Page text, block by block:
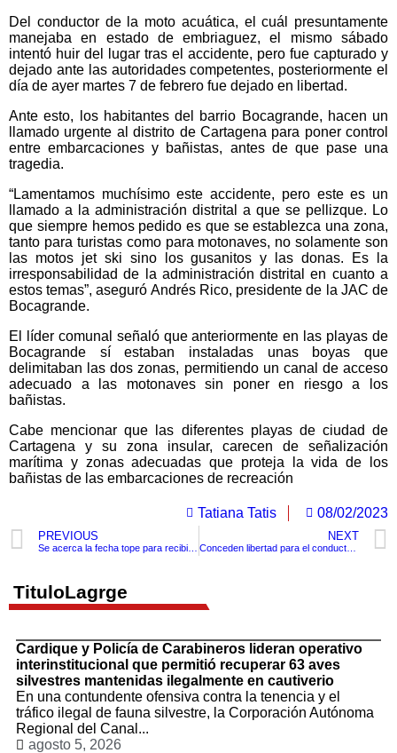
Del conductor de la moto acuática, el cuál presuntamente
manejaba en estado de embriaguez, el mismo sábado
intentó huir del lugar tras el accidente, pero fue capturado y
dejado ante las autoridades competentes, posteriormente el
día de ayer martes 7 de febrero fue dejado en libertad.
Ante esto, los habitantes del barrio Bocagrande, hacen un
llamado urgente al distrito de Cartagena para poner control
entre embarcaciones y bañistas, antes de que pase una
tragedia.
“Lamentamos muchísimo este accidente, pero este es un
llamado a la administración distrital a que se pellizque. Lo
que siempre hemos pedido es que se establezca una zona,
tanto para turistas como para motonaves, no solamente son
las motos jet ski sino los gusanitos y las donas. Es la
irresponsabilidad de la administración distrital en cuanto a
estos temas”, aseguró Andrés Rico, presidente de la JAC de
Bocagrande.
El líder comunal señaló que anteriormente en las playas de
Bocagrande sí estaban instaladas unas boyas que
delimitaban las dos zonas, permitiendo un canal de acceso
adecuado a las motonaves sin poner en riesgo a los
bañistas.
Cabe mencionar que las diferentes playas de ciudad de
Cartagena y su zona insular, carecen de señalización
marítima y zonas adecuadas que proteja la vida de los
bañistas de las embarcaciones de recreación
Tatiana Tatis 08/02/2023
PREVIOUS NEXT
Conceden libertad para el conductor de la moto acuática que arrolló a turistas en Cartagena.
TituloLagrge
Cardique y Policía de Carabineros lideran operativo
interinstitucional que permitió recuperar 63 aves
silvestres mantenidas ilegalmente en cautiverio
En una contundente ofensiva contra la tenencia y el
tráfico ilegal de fauna silvestre, la Corporación Autónoma
Regional del Canal...
agosto 5, 2026